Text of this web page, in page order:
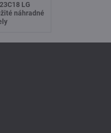
LG
náhradné